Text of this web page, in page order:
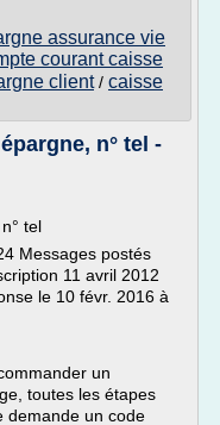
assurance vie
courant caisse
client/ caisse
n° tel -
tel
Messages postés
11 avril 2012
le 10 févr. 2016 à
un
toutes les étapes
demande un code